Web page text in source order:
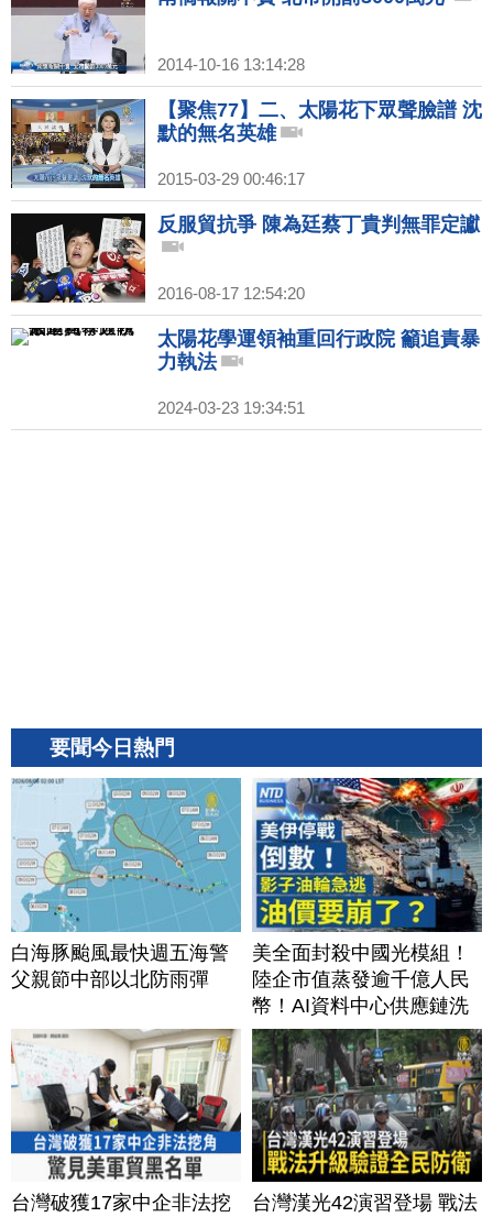
2014-10-16 13:14:28
【聚焦77】二、太陽花下眾聲臉譜 沈
默的無名英雄
2015-03-29 00:46:17
反服貿抗爭 陳為廷蔡丁貴判無罪定讞
2016-08-17 12:54:20
太陽花學運領袖重回行政院 籲追責暴
力執法
2024-03-23 19:34:51
要聞今日熱門
白海豚颱風最快週五海警
父親節中部以北防雨彈
美全面封殺中國光模組！
陸企市值蒸發逾千億人民
幣！AI資料中心供應鏈洗
牌？台灣喜迎轉單！成關
鍵樞紐？｜#財經新聞
│20260805 (三)
台灣破獲17家中企非法挖
台灣漢光42演習登場 戰法